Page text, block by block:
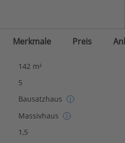
Merkmale Preis
142 m²
5
Bausatzhaus
Massivhaus
1,5